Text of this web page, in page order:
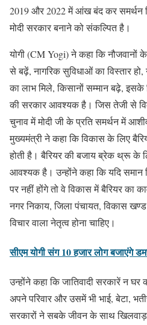
2019 और 2022 में आंख बंद कर समर्थन
मोदी सरकार बनाने को संकल्पित है।
योगी (CM Yogi) ने कहा कि
से बढ़ें, नागरिक सुविधाओं का विस्तार
का लाभ मिले, किसानों सम्मान बढ़े, इसके
की सरकार आवश्यक है। जिस तेजी से
चुनाव में मोदी जी के प्रति समर्थन में
मुख्यमंत्री ने कहा कि विकास के लिए
होती है। बैरियर की बजाय ब्रेक थ्रू के
आवश्यक है। उन्होंने कहा कि यदि समान
पर नहीं होंगे तो वे विकास में बैरियर का
नगर निकाय, जिला पंचायत, विकास
विचार वाला नेतृत्व होना चाहिए।
सीएम योगी संग 10 हजार लोग बजाएंगे
उन्होंने कहा कि जातिवादी सरकारें न घर
अपने परिवार और उसमें भी भाई, बेटा,
सरकारों ने सबके जीवन के साथ खिलवाड़